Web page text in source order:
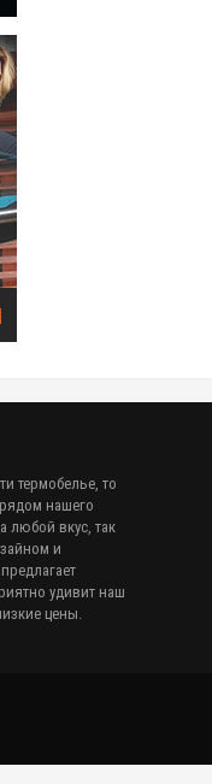
термобелье, то
нашего
любой вкус, так
и
удивит наш
цены.